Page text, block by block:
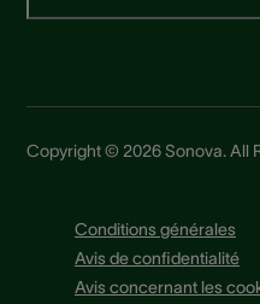
Copyright © 2026 Sonova. All
Conditions générales
Avis de confidentialité
Avis concernant les